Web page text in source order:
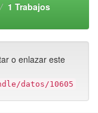
1 Trabajos
o enlazar este
datos/10605